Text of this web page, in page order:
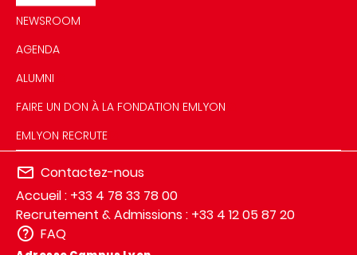
NEWSROOM
AGENDA
ALUMNI
FAIRE UN DON À LA FONDATION EMLYON
EMLYON RECRUTE
Contactez-nous
Accueil : +33 4 78 33 78 00
Recrutement & Admissions : +33 4 12 05 87 20
FAQ